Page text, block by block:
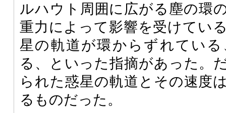
ルハウト周囲に広がる塵の環
重力によって影響を受けてい
星の軌道が環からずれてい
る、といった指摘があった。
られた惑星の軌道とその速度
るものだった。